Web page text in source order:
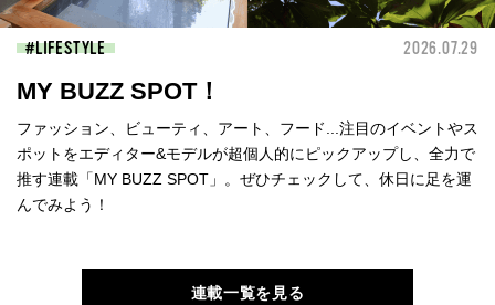
LIFESTYLE 2026.07.29
MY BUZZ SPOT！
ファッション、ビューティ、アート、フード...注目のイベントやス
ポットをエディター&モデルが超個人的にピックアップし、全力で
推す連載「MY BUZZ SPOT」。ぜひチェックして、休日に足を運
んでみよう！
連載一覧を見る